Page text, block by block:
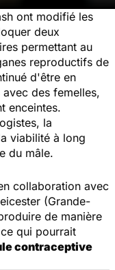
ont modifié les
deux
permettant au
reproductifs de
d'être en
des femelles,
enceintes.
la
viabilité à long
du mâle.
collaboration avec
(Grande-
de manière
qui pourrait
contraceptive